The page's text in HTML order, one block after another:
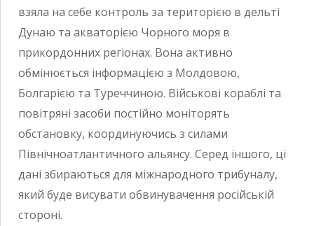
взяла на себе контроль за територією в дельті
Дунаю та акваторією Чорного моря в
прикордонних регіонах. Вона активно
обмінюється інформацією з Молдовою,
Болгарією та Туреччиною. Військові кораблі та
повітряні засоби постійно моніторять
обстановку, координуючись з силами
Північноатлантичного альянсу. Серед іншого, ці
дані збираються для міжнародного трибуналу,
який буде висувати обвинувачення російській
стороні.